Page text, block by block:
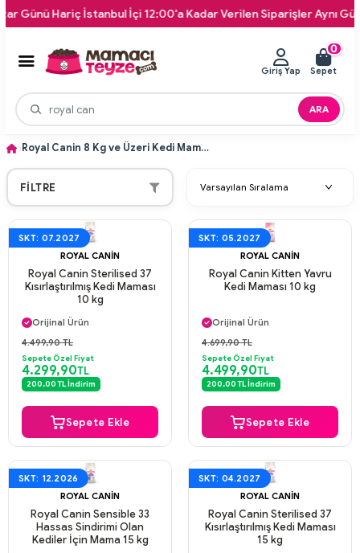
Hariç İstanbul İçi 12:00'a Kadar Verilen Siparişler Aynı Gün
ARA
Giriş Yap
0
Sepet
Royal Canin 8 Kg ve Üzeri Kedi Mamaları
FILTRE
SKT: 07.2027
ROYAL CANIN
Royal Canin Sterilised 37
Kısırlaştırılmış Kedi Maması
10 kg
Aynı Gün Kargo
Orijinal Ürün
Güvenli Ödeme
Aynı Gün Kargo
4.499,90 TL
Sepete Özel Fiyat
4.299,90TL
200,00 TL İndirim
Sepete Ekle
SKT: 05.2027
ROYAL CANIN
Royal Canin Kitten Yavru
Kedi Maması 10 kg
Orijinal Ürün
Güvenli Ödeme
Aynı Gün Kargo
4.699,90 TL
Sepete Özel Fiyat
4.499,90TL
200,00 TL İndirim
Sepete Ekle
SKT: 12.2026
ROYAL CANIN
Royal Canin Sensible 33
Hassas Sindirimi Olan
Kediler İçin Mama 15 kg
Aynı Gün Kargo
SKT: 04.2027
ROYAL CANIN
Royal Canin Sterilised 37
Kısırlaştırılmış Kedi Maması
15 kg
Aynı Gün Kargo